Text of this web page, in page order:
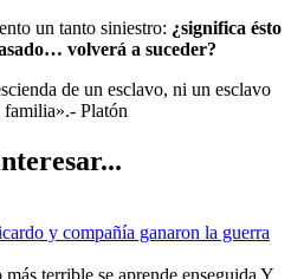
un tanto siniestro: ¿significa ésto
volverá a suceder?
de un esclavo, ni un esclavo
familia».- Platón
y compañía ganaron la guerra
terrible se aprende enseguida Y